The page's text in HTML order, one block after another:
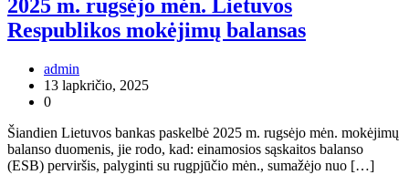
2025 m. rugsėjo mėn. Lietuvos
Respublikos mokėjimų balansas
admin
13 lapkričio, 2025
0
Šiandien Lietuvos bankas paskelbė 2025 m. rugsėjo mėn. mokėjimų
balanso duomenis, jie rodo, kad: einamosios sąskaitos balanso
(ESB) perviršis, palyginti su rugpjūčio mėn., sumažėjo nuo […]